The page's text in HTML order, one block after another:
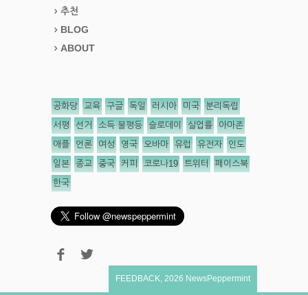
추천
BLOG
ABOUT
공화당 교육 구글 독일 러시아 미국 분리독립
서평 선거 소득 불평등 슬로데이 실업률 아마존
애플 언론 여성 영국 오바마 유럽 유전자 인도
일본 종교 중국 커피 코로나19 트위터 페이스북
한국
FEEDBACK 2026 NewsPeppermint